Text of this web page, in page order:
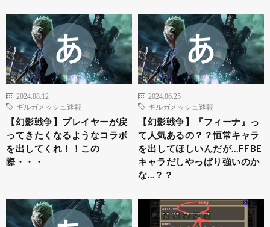
2024.08.12
ギルガメッシュ速報
【幻影戦争】プレイヤーが戻
ってきたくなるようなコラボ
を出してくれ！！この
際・・・
2024.06.25
ギルガメッシュ速報
【幻影戦争】『フィーナ』っ
て人気あるの？？恒常キャラ
を出してほしいんだが…FFBE
キャラだしやっぱり強いのか
な…？？